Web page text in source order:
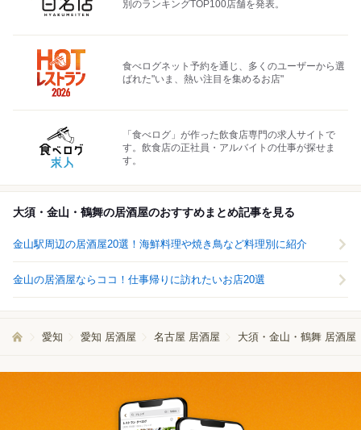
別のランキングTOP100店舗を発表。
食べログネット予約を通じ、多くのユーザーから選
ばれた"いま、熱い注目を集めるお店"
「食べログ」が作った飲食店専門の求人サイトで
す。飲食店の正社員・アルバイトの仕事が探せま
す。
大須・金山・鶴舞の居酒屋のおすすめまとめ記事を見る
金山駅周辺の居酒屋20選！海鮮料理や焼き鳥など料理別に紹介
金山の居酒屋ならココ！仕事帰りに訪れたいお店20選
愛知 愛知 居酒屋 名古屋 居酒屋 大須・金山・鶴舞 居酒屋